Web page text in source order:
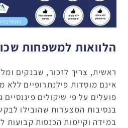
הלוואות למשפחות
ראשית, צריך לזכור, שבנקים
אינם מוסדות פילנתרופיים ללא
פועלים על פי שיקולים
בנסיבות המצערות שהובילו
במידה וקיימות הכנסות